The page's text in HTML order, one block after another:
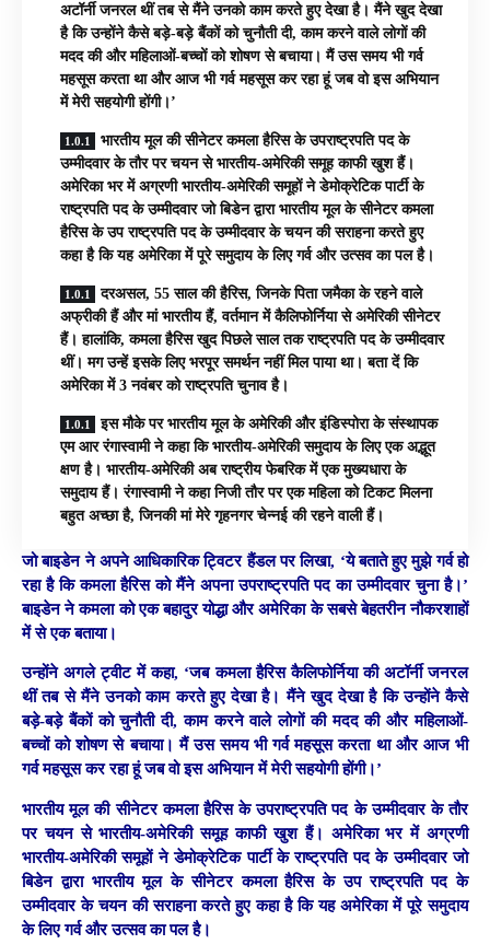
अटॉर्नी जनरल थीं तब से मैंने उनको काम करते हुए देखा है। मैंने खुद देखा
है कि उन्होंने कैसे बड़े-बड़े बैंकों को चुनौती दी, काम करने वाले लोगों की
मदद की और महिलाओं-बच्चों को शोषण से बचाया। मैं उस समय भी गर्व
महसूस करता था और आज भी गर्व महसूस कर रहा हूं जब वो इस अभियान
में मेरी सहयोगी होंगी।’
भारतीय मूल की सीनेटर कमला हैरिस के उपराष्ट्रपति पद के
उम्मीदवार के तौर पर चयन से भारतीय-अमेरिकी समूह काफी खुश हैं।
अमेरिका भर में अग्रणी भारतीय-अमेरिकी समूहों ने डेमोक्रेटिक पार्टी के
राष्ट्रपति पद के उम्मीदवार जो बिडेन द्वारा भारतीय मूल के सीनेटर कमला
हैरिस के उप राष्ट्रपति पद के उम्मीदवार के चयन की सराहना करते हुए
कहा है कि यह अमेरिका में पूरे समुदाय के लिए गर्व और उत्सव का पल है।
दरअसल, 55 साल की हैरिस, जिनके पिता जमैका के रहने वाले
अफ्रीकी हैं और मां भारतीय हैं, वर्तमान में कैलिफोर्निया से अमेरिकी सीनेटर
हैं। हालांकि, कमला हैरिस खुद पिछले साल तक राष्ट्रपति पद के उम्मीदवार
थीं। मग उन्हें इसके लिए भरपूर समर्थन नहीं मिल पाया था। बता दें कि
अमेरिका में 3 नवंबर को राष्ट्रपति चुनाव है।
इस मौके पर भारतीय मूल के अमेरिकी और इंडिस्पोरा के संस्थापक
एम आर रंगास्वामी ने कहा कि भारतीय-अमेरिकी समुदाय के लिए एक अद्भूत
क्षण है। भारतीय-अमेरिकी अब राष्ट्रीय फेबरिक में एक मुख्यधारा के
समुदाय हैं। रंगास्वामी ने कहा निजी तौर पर एक महिला को टिकट मिलना
बहुत अच्छा है, जिनकी मां मेरे गृहनगर चेन्नई की रहने वाली हैं।
जो बाइडेन ने अपने आधिकारिक ट्विटर हैंडल पर लिखा, ‘ये बताते हुए मुझे गर्व हो
रहा है कि कमला हैरिस को मैंने अपना उपराष्ट्रपति पद का उम्मीदवार चुना है।’
बाइडेन ने कमला को एक बहादुर योद्धा और अमेरिका के सबसे बेहतरीन नौकरशाहों
में से एक बताया।
उन्होंने अगले ट्वीट में कहा, ‘जब कमला हैरिस कैलिफोर्निया की अटॉर्नी जनरल
थीं तब से मैंने उनको काम करते हुए देखा है। मैंने खुद देखा है कि उन्होंने कैसे
बड़े-बड़े बैंकों को चुनौती दी, काम करने वाले लोगों की मदद की और महिलाओं-
बच्चों को शोषण से बचाया। मैं उस समय भी गर्व महसूस करता था और आज भी
गर्व महसूस कर रहा हूं जब वो इस अभियान में मेरी सहयोगी होंगी।’
भारतीय मूल की सीनेटर कमला हैरिस के उपराष्ट्रपति पद के उम्मीदवार के तौर
पर चयन से भारतीय-अमेरिकी समूह काफी खुश हैं। अमेरिका भर में अग्रणी
भारतीय-अमेरिकी समूहों ने डेमोक्रेटिक पार्टी के राष्ट्रपति पद के उम्मीदवार जो
बिडेन द्वारा भारतीय मूल के सीनेटर कमला हैरिस के उप राष्ट्रपति पद के
उम्मीदवार के चयन की सराहना करते हुए कहा है कि यह अमेरिका में पूरे समुदाय
के लिए गर्व और उत्सव का पल है।